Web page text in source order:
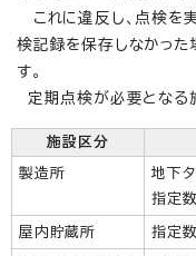
これに違反し、点検を
検記録を保存しなかった
す。
定期点検が必要となる
施設区分
製造所
地下
指定
屋内貯蔵所 指定